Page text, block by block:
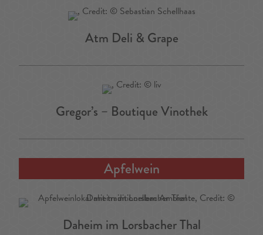
Atm Deli & Grape
Gregor’s – Boutique Vinothek
Apfelwein
Daheim im Lorsbacher Thal